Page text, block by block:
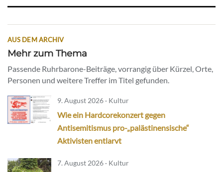
AUS DEM ARCHIV
Mehr zum Thema
Passende Ruhrbarone-Beiträge, vorrangig über Kürzel, Orte,
Personen und weitere Treffer im Titel gefunden.
9. August 2026 · Kultur
Wie ein Hardcorekonzert gegen
Antisemitismus pro-„palästinensische“
Aktivisten entlarvt
7. August 2026 · Kultur